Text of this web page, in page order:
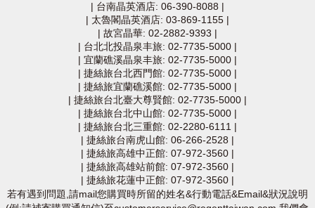
| 台南晶英酒店: 06-390-8088 |
| 太魯閣晶英酒店: 03-869-1155|
| 故宮晶華: 02-2882-9393 |
| 台北北投晶泉丰旅: 02-7735-5000|
| 宜蘭礁溪晶泉丰旅: 02-7735-5000|
| 捷絲旅台北西門館: 02-7735-5000|
| 捷絲旅宜蘭礁溪館: 02-7735-5000|
| 捷絲旅台北臺大尊賢館: 02-7735-5000|
| 捷絲旅台北中山館: 02-7735-5000|
| 捷絲旅台北三重館: 02-2280-6111|
| 捷絲旅台南虎山館: 06-266-2528 |
| 捷絲旅高雄中正館: 07-972-3560|
| 捷絲旅高雄站前館: 07-972-3560|
| 捷絲旅花蓮中正館: 07-972-3560|
若有遇到問題,請mail您購買時所留的姓名&行動電話&Email&狀況說明